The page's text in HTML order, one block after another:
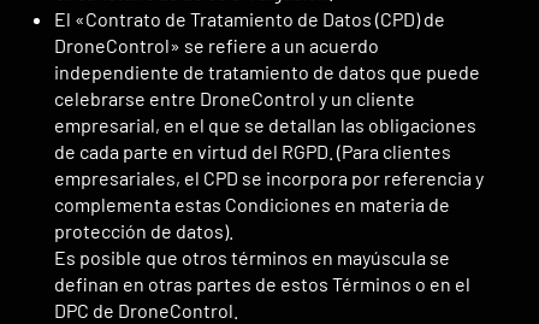
El «Contrato de Tratamiento de Datos (CPD) de
DroneControl» se refiere a un acuerdo
independiente de tratamiento de datos que puede
celebrarse entre DroneControl y un cliente
empresarial, en el que se detallan las obligaciones
de cada parte en virtud del RGPD. (Para clientes
empresariales, el CPD se incorpora por referencia y
complementa estas Condiciones en materia de
protección de datos).
Es posible que otros términos en mayúscula se
definan en otras partes de estos Términos o en el
DPC de DroneControl.